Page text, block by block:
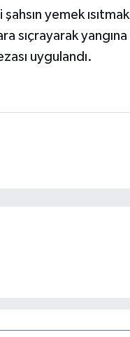
yemek ısıtmak
sıçrayarak yangına
uygulandı.